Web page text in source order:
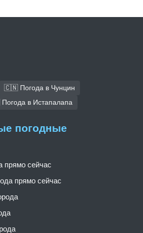
🇨🇳 Погода в Чунцин
в Истапалапа
погодные
прямо сейчас
прямо сейчас